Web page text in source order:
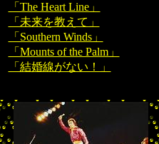
「The Heart Line」
「未来を教えて」
「Southern Winds」
「Mounts of the Palm」
「結婚線がない！」